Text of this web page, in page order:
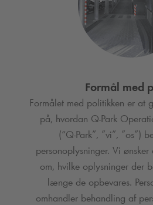
Formål med
Formålet med politikken er at
på, hvordan Q-Park
(“Q-Park”, ”vi”, ”os”)
personoplysninger. Vi
om, hvilke oplysninger der
længe de opbevares.
omhandler behandling af